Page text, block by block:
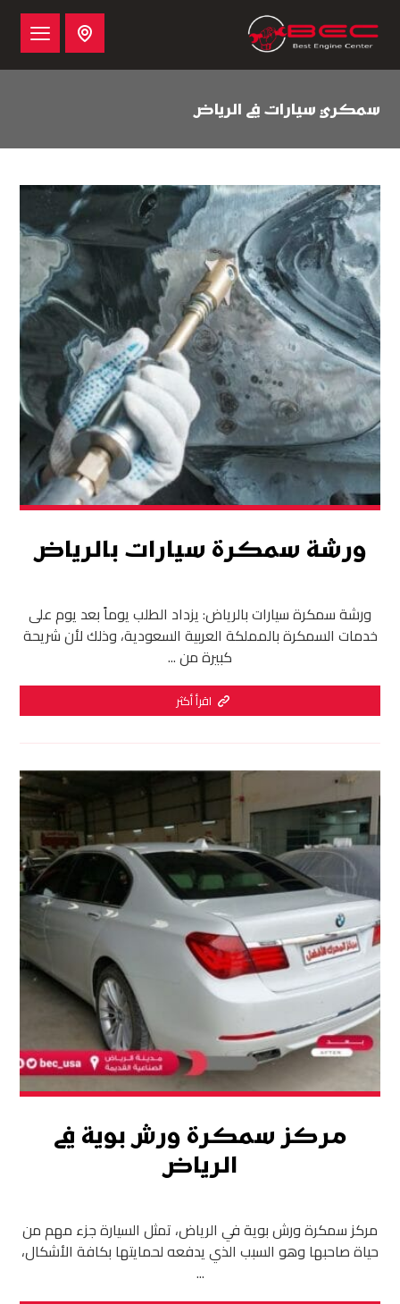
سمكري سيارات في الرياض
ورشة سمكرة سيارات بالرياض
ورشة سمكرة سيارات بالرياض: يزداد الطلب يوماً بعد يوم على
خدمات السمكرة بالمملكة العربية السعودية، وذلك لأن شريحة
كبيرة من ...
اقرأ أكثر
مركز سمكرة ورش بوية في
الرياض
مركز سمكرة ورش بوية في الرياض، تمثل السيارة جزء مهم من
حياة صاحبها وهو السبب الذي يدفعه لحمايتها بكافة الأشكال،
...